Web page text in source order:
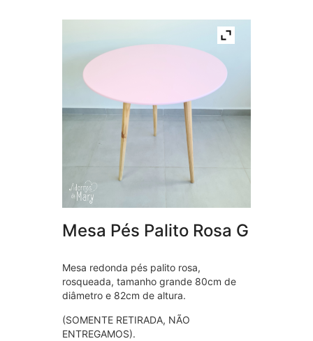
Mesa Pés Palito Rosa G
Mesa redonda pés palito rosa,
rosqueada, tamanho grande 80cm de
diâmetro e 82cm de altura.
(SOMENTE RETIRADA, NÃO
ENTREGAMOS).